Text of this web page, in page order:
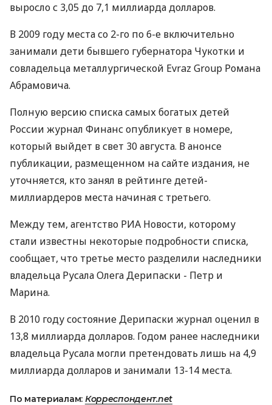
выросло с 3,05 до 7,1 миллиарда долларов.
В 2009 году места со 2-го по 6-е включительно
занимали дети бывшего губернатора Чукотки и
совладельца металлургической Evraz Group Романа
Абрамовича.
Полную версию списка самых богатых детей
России журнал Финанс опубликует в номере,
который выйдет в свет 30 августа. В анонсе
публикации, размещенном на сайте издания, не
уточняется, кто занял в рейтинге детей-
миллиардеров места начиная с третьего.
Между тем, агентство РИА Новости, которому
стали известны некоторые подробности списка,
сообщает, что третье место разделили наследники
владельца Русала Олега Дерипаски - Петр и
Марина.
В 2010 году состояние Дерипаски журнал оценил в
13,8 миллиарда долларов. Годом ранее наследники
владельца Русала могли претендовать лишь на 4,9
миллиарда долларов и занимали 13-14 места.
По материалам: Корреспондент.net